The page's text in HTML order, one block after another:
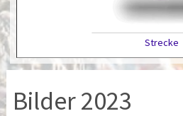
Strecke
Bilder 2023